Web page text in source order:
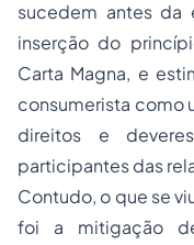
sucedem antes da
inserção do
Carta Magna, e
consumerista como
direitos e
participantes das
Contudo, o que se
foi a mitigação